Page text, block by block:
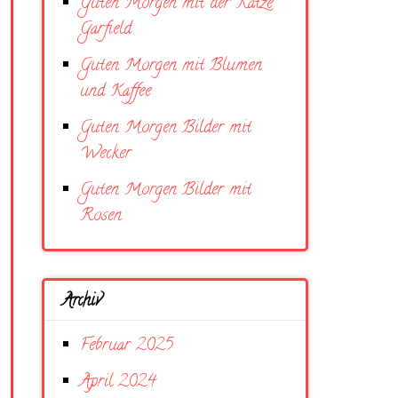
Garfield
Guten Morgen mit Blumen
und Kaffee
Guten Morgen Bilder mit
Wecker
Guten Morgen Bilder mit
Rosen
Archiv
Februar 2025
April 2024